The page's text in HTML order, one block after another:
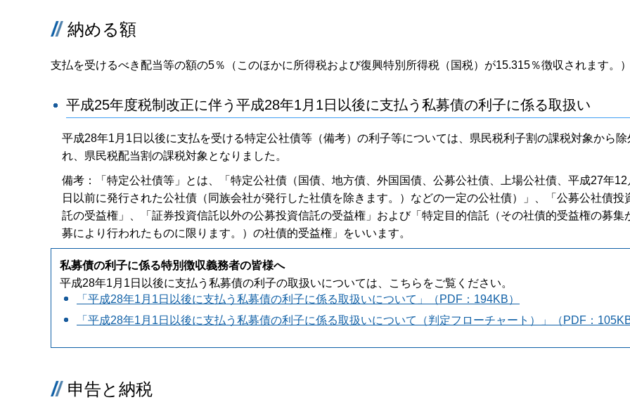
納める額
支払を受けるべき配当等の額の5％（このほかに所得税および復興特別所得税（国税）が15.315％徴収されます。
平成25年度税制改正に伴う平成28年1月1日以後に支払う私募債の利子に係る取扱い
平成28年1月1日以後に支払を受ける特定公社債等（備考）の利子等については、県民税利子割の課税対象から除
れ、県民税配当割の課税対象となりました。
備考：「特定公社債等」とは、「特定公社債（国債、地方債、外国国債、公募公社債、上場公社債、平成27年12
日以前に発行された公社債（同族会社が発行した社債を除きます。）などの一定の公社債）」、「公募公社債投
託の受益権」、「証券投資信託以外の公募投資信託の受益権」および「特定目的信託（その社債的受益権の募集
募により行われたものに限ります。）の社債的受益権」をいいます。
私募債の利子に係る特別徴収義務者の皆様へ
平成28年1月1日以後に支払う私募債の利子の取扱いについては、こちらをご覧ください。
「平成28年1月1日以後に支払う私募債の利子に係る取扱いについて」（PDF：194KB）
「平成28年1月1日以後に支払う私募債の利子に係る取扱いについて（判定フローチャート）」（PDF：
申告と納税